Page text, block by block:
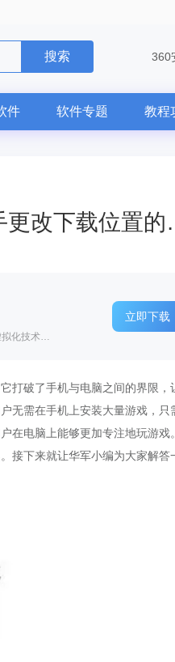
搜索 360
件 软件专题 教程
腾讯手游助
软件介绍: 腾讯手游助手是一款专业级安卓模拟器与全能型手游平台。它采用业界领先的虚拟化技术与自研游戏模...
立即下载
打破了手机与电脑之间的界限，
无需在手机上安装大量游戏，只
在电脑上能够更加专注地玩游戏
接下来就让华军小编为大家解答